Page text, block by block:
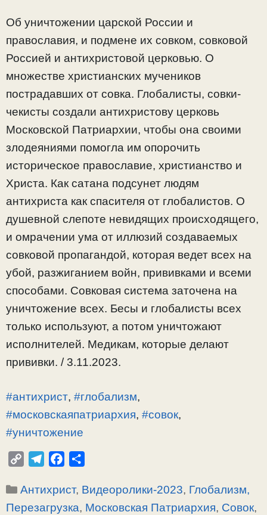
Об уничтожении царской России и
православия, и подмене их совком, совковой
Россией и антихристовой церковью. О
множестве христианских мучеников
пострадавших от совка. Глобалисты, совки-
чекисты создали антихристову церковь
Московской Патриархии, чтобы она своими
злодеяниями помогла им опорочить
историческое православие, христианство и
Христа. Как сатана подсунет людям
антихриста как спасителя от глобалистов. О
душевной слепоте невидящих происходящего,
и омрачении ума от иллюзий создаваемых
совковой пропагандой, которая ведет всех на
убой, разжиганием войн, прививками и всеми
способами. Совковая система заточена на
уничтожение всех. Бесы и глобалисты всех
только используют, а потом уничтожают
исполнителей. Медикам, которые делают
прививки. / 3.11.2023.
#антихрист, #глобализм,
#московскаяпатриархия, #совок,
#уничтожение
p
y
l
e
c
e
п
р
Рубрики
Антихрист, Видеоролики-2023, Глобализм,
Перезагрузка, Московская Патриархия, Совок,